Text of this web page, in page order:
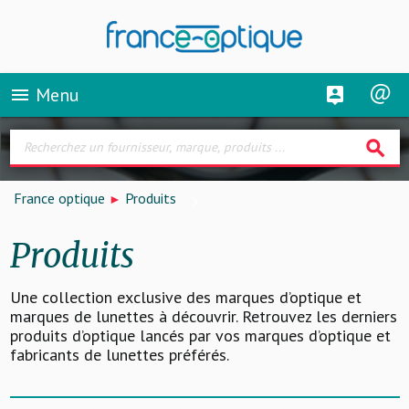
menu Menu
search
France optique Produits
Produits
Une collection exclusive des marques d’optique et
marques de lunettes à découvrir. Retrouvez les derniers
produits d’optique lancés par vos marques d’optique et
fabricants de lunettes préférés.